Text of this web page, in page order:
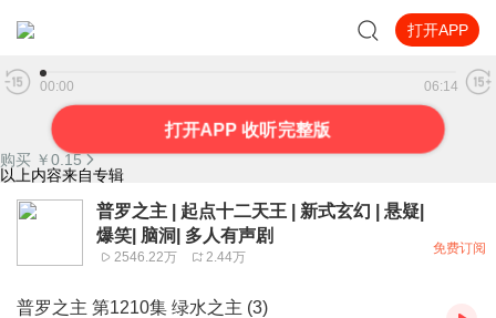
打开APP
普罗之主 第1211集 绿水之主 (4)
00:00 06:14
打开APP 收听完整版
购买 ￥0.15
以上内容来自专辑
普罗之主 | 起点十二天王 | 新式玄幻 | 悬疑|
爆笑| 脑洞| 多人有声剧
2546.22万 2.44万
免费订阅
普罗之主 第1210集 绿水之主 (3)